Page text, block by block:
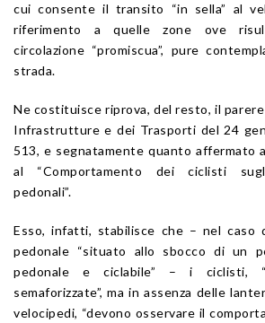
cui consente il transito “in sella” al
riferimento a quelle zone ove
circolazione “promiscua”, pure
strada.
Ne costituisce riprova, del resto, il
Infrastrutture e dei Trasporti del 24
513, e segnatamente quanto affermato
al “Comportamento dei ciclisti
pedonali”.
Esso, infatti, stabilisce che – nel caso
pedonale “situato allo sbocco di un
pedonale e ciclabile” – i ciclisti,
semaforizzate”, ma in assenza delle
velocipedi, “devono osservare il